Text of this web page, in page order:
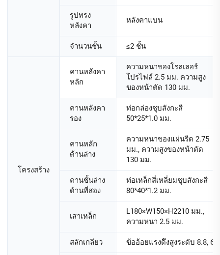
รูปทรง
หลังคา
หลังคาแบน
จํานวนชั้น ≤2 ชั้น
โครงสร้าง
คานหลังคา
หลัก
ความหนาของโรลเลอร์
โปรไฟล์ 2.5 มม. ความสูง
ของหน้าตัด 130 มม.
คานหลังคา
รอง
ท่อกล่องชุบสังกะสี
50*25*1.0 มม.
คานหลัก
ด้านล่าง
ความหนาของแผ่นรีด 2.75
มม., ความสูงของหน้าตัด
130 มม.
คานชั้นล่าง
ด้านที่สอง
ท่อเหล็กสี่เหลี่ยมชุบสังกะสี
80*40*1.2 มม.
เสาเหล็ก
L180×W150×H2210 มม.,
ความหนา 2.5 มม.
สลักเกลียว ข้ออ้อยแรงดึงสูงระดับ 8.8, 6